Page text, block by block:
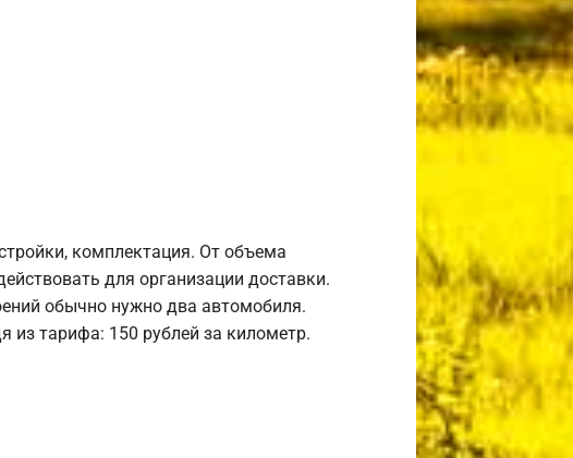
комплектация. От объема
для организации доставки.
обычно нужно два автомобиля.
из тарифа: 150 рублей за километр.